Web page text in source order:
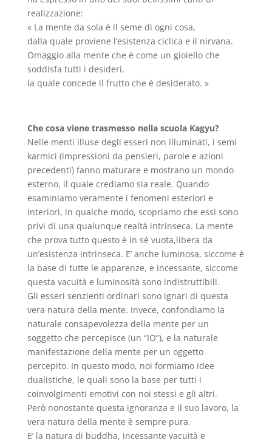
realizzazione:
« La mente da sola è il seme di ogni cosa,
dalla quale proviene l’esistenza ciclica e il nirvana.
Omaggio alla mente che è come un gioiello che
soddisfa tutti i desideri,
la quale concede il frutto che è desiderato. »
Che cosa viene trasmesso nella scuola Kagyu?
Nelle menti illuse degli esseri non illuminati, i semi
karmici (impressioni da pensieri, parole e azioni
precedenti) fanno maturare e mostrano un mondo
esterno, il quale crediamo sia reale. Quando
esaminiamo veramente i fenomeni esteriori e
interiori, in qualche modo, scopriamo che essi sono
privi di una qualunque realtà intrinseca. La mente
che prova tutto questo è in sé vuota,libera da
un’esistenza intrinseca. E’ anche luminosa, siccome è
la base di tutte le apparenze, e incessante, siccome
questa vacuità e luminosità sono indistruttibili.
Gli esseri senzienti ordinari sono ignari di questa
vera natura della mente. Invece, confondiamo la
naturale consapevolezza della mente per un
soggetto che percepisce (un “IO”), e la naturale
manifestazione della mente per un oggetto
percepito. In questo modo, noi formiamo idee
dualistiche, le quali sono la base per tutti i
coinvolgimenti emotivi con noi stessi e gli altri.
Però nonostante questa ignoranza e il suo lavoro, la
vera natura della mente è sempre pura.
E’ la natura di buddha, incessante vacuità e